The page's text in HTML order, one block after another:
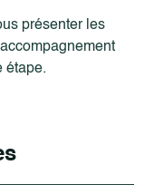
présenter les
étape.